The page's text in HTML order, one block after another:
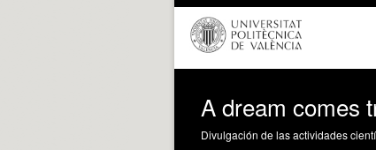
A dream comes
Divulgación de las actividades